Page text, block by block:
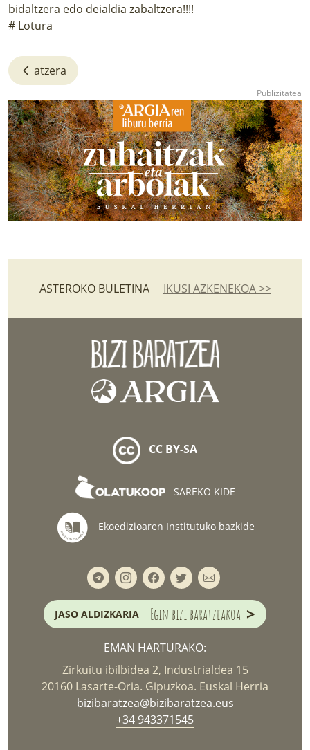
bidaltzera edo deialdia zabaltzera!!!!
# Lotura
atzera
ASTEROKO BULETINA IKUSI AZKENEKOA >>
CC BY-SA
SAREKO KIDE
Ekoedizioaren Institutuko bazkide
JASO ALDIZKARIA Egin bizi baratzeakoa >
EMAN HARTURAKO:
Zirkuitu ibilbidea 2, Industrialdea 15
20160 Lasarte-Oria. Gipuzkoa. Euskal Herria
bizibaratzea@bizibaratzea.eus
+34 943371545